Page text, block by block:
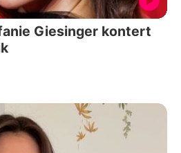
Giesinger kontert